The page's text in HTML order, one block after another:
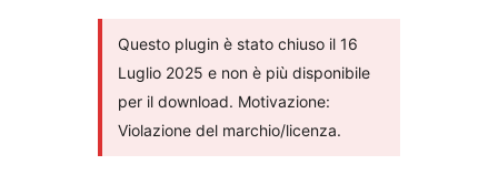
Questo plugin è stato chiuso il 16
Luglio 2025 e non è più disponibile
per il download. Motivazione:
Violazione del marchio/licenza.